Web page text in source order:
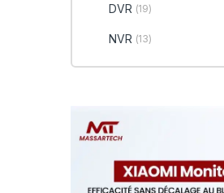
DVR (19)
NVR (13)